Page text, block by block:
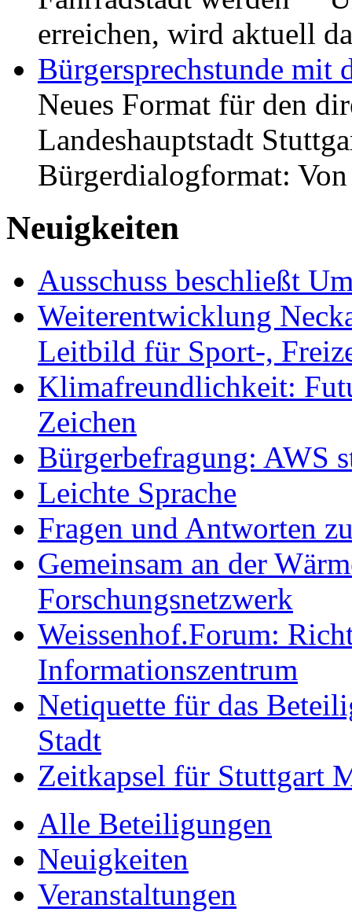
erreichen, wird aktuell
Bürgersprechstunde mit
Neues Format für den
Landeshauptstadt
Bürgerdialogformat:
Neuigkeiten
Ausschuss beschließt
Weiterentwicklung
Leitbild für Sport-,
Klimafreundlichkeit:
Zeichen
Bürgerbefragung: AWS
Leichte Sprache
Fragen und Antworten
Gemeinsam an der
Forschungsnetzwerk
Weissenhof.Forum:
Informationszentrum
Netiquette für das
Stadt
Zeitkapsel für Stuttgart
Alle Beteiligungen
Neuigkeiten
Veranstaltungen